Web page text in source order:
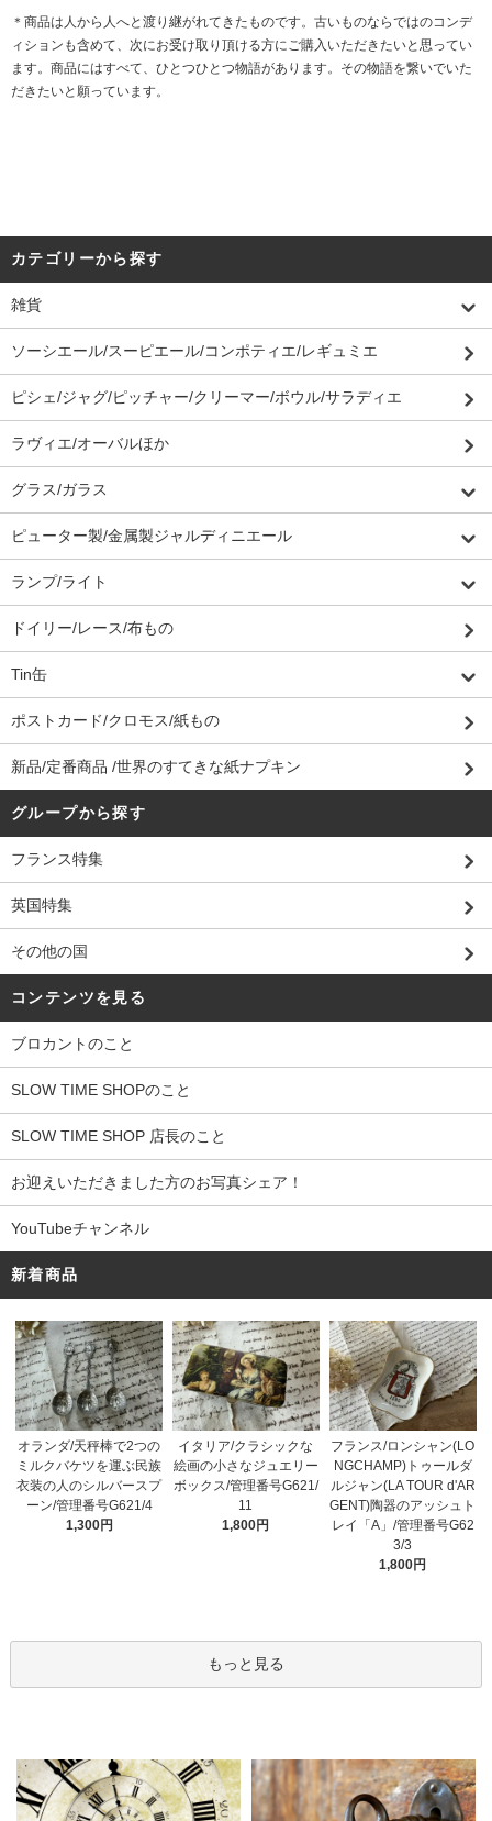
＊商品は人から人へと渡り継がれてきたものです。古いものならではのコンデ
ィションも含めて、次にお受け取り頂ける方にご購入いただきたいと思ってい
ます。商品にはすべて、ひとつひとつ物語があります。その物語を繋いでいた
だきたいと願っています。
カテゴリーから探す
雑貨
ソーシエール/スーピエール/コンポティエ/レギュミエ
ピシェ/ジャグ/ピッチャー/クリーマー/ボウル/サラディエ
ラヴィエ/オーバルほか
グラス/ガラス
ピューター製/金属製ジャルディニエール
ランプ/ライト
ドイリー/レース/布もの
Tin缶
ポストカード/クロモス/紙もの
新品/定番商品 /世界のすてきな紙ナプキン
グループから探す
フランス特集
英国特集
その他の国
コンテンツを見る
ブロカントのこと
SLOW TIME SHOPのこと
SLOW TIME SHOP 店長のこと
お迎えいただきました方のお写真シェア！
YouTubeチャンネル
新着商品
オランダ/天秤棒で2つの
ミルクバケツを運ぶ民族
衣装の人のシルバースプ
ーン/管理番号G621/4
1,300円
イタリア/クラシックな
絵画の小さなジュエリー
ボックス/管理番号G621/
11
1,800円
フランス/ロンシャン(LO
NGCHAMP)トゥールダ
ルジャン(LA TOUR d'AR
GENT)陶器のアッシュト
レイ「A」/管理番号G62
3/3
1,800円
もっと見る